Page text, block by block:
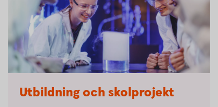
Utbildning och skolprojekt